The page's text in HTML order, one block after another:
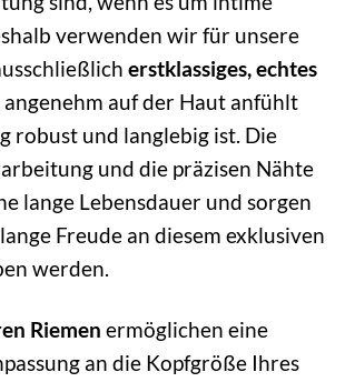
verwenden wir für unsere
erstklassiges, echtes
angenehm auf der Haut anfühlt
robust und langlebig ist. Die
und die präzisen Nähte
lange Lebensdauer und sorgen
Freude an diesem exklusiven
werden.
Riemen ermöglichen eine
an die Kopfgröße Ihres